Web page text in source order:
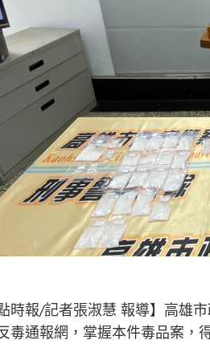
點時報/記者張淑慧 報導】高雄
毒通報網，掌握本件毒品案，